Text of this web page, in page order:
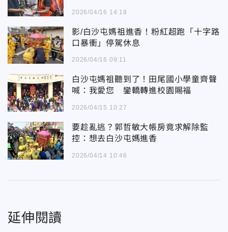
2026/04/16 14:18
影/白沙屯媽祖進香！粉紅超跑「十字路
口暴衝」停駕休息
2026/04/16 09:11
白沙屯媽祖聽到了！田尾國小學童齊聲
喊：我愛您 鑾轎轉進校園賜福
2026/04/15 10:27
要趁亂逃？郭哲敏大帳房竟求解除監
控：想去白沙屯媽進香
2026/04/14 10:46
延伸閱讀